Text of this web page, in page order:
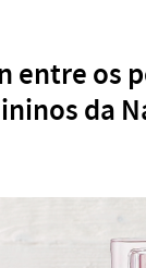
entre os
da